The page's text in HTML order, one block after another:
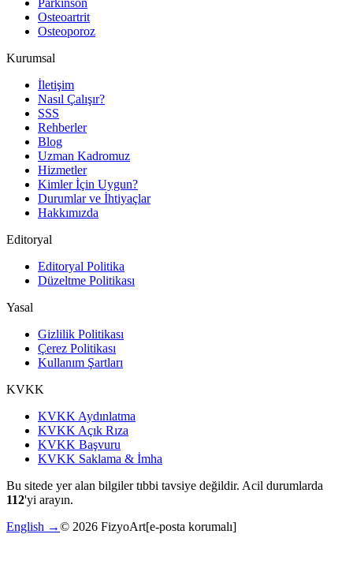
Osteoartrit
Osteoporoz
Kurumsal
İletişim
Nasıl Çalışır?
SSS
Rehberler
Blog
Uzman Kadromuz
Hizmetler
Kimler İçin Uygun?
Durumlar ve İhtiyaçlar
Hakkımızda
Editoryal
Editoryal Politika
Düzeltme Politikası
Yasal
Gizlilik Politikası
Çerez Politikası
Kullanım Şartları
KVKK
KVKK Aydınlatma
KVKK Açık Rıza
KVKK Başvuru
KVKK Saklama & İmha
Bu sitede yer alan bilgiler tıbbi tavsiye değildir. Acil durumlarda
112'yi arayın.
English →© 2026 FizyoArt[e-posta korumalı]